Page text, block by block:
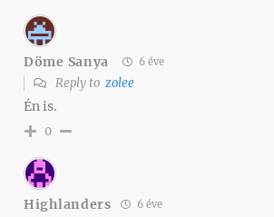
Döme Sanya 6 éve
Reply to zolee
Én is.
0
Highlanders 6 éve